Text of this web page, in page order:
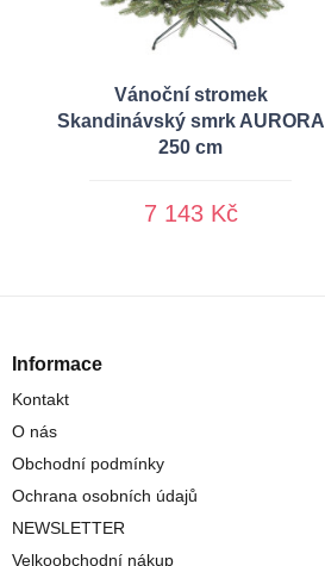
Vánoční stromek
Skandinávský smrk AURORA
250 cm
7 143 Kč
Informace
Kontakt
O nás
Obchodní podmínky
Ochrana osobních údajů
NEWSLETTER
Velkoobchodní nákup